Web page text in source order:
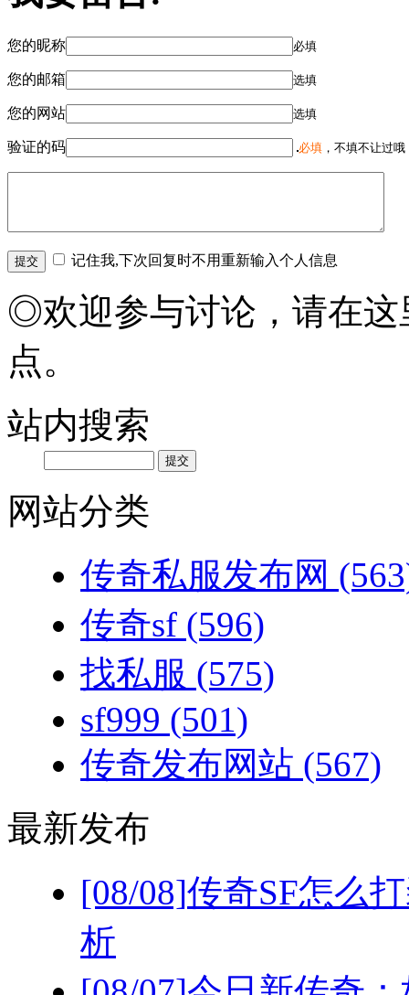
您的昵称 必填
您的邮箱 选填
您的网站 选填
验证的码 必填 ，不填不让过
记住我,下次回复时不用重新输入个人信息
◎欢迎参与讨论，请在这
点。
站内搜索
网站分类
传奇私服发布网
传奇sf (596)
找私服 (575)
sf999 (501)
传奇发布网站 (567)
最新发布
[08/08]传奇SF怎么
析